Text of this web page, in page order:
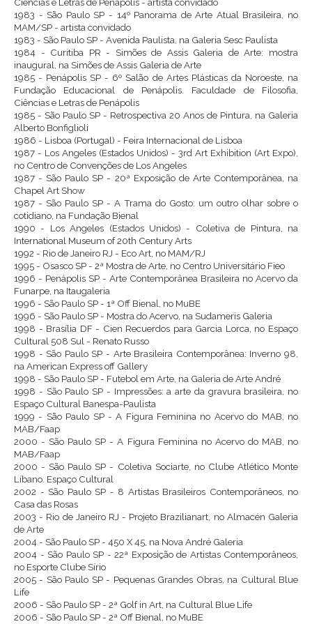
1983 - São Paulo SP - 14º Panorama de Arte Atual Brasileira, no
MAM/SP - artista convidado
1983 - São Paulo SP - Avenida Paulista, na Galeria Sesc Paulista
1984 - Curitiba PR - Simões de Assis Galeria de Arte: mostra
inaugural, na Simões de Assis Galeria de Arte
1985 - Penápolis SP - 6º Salão de Artes Plásticas da Noroeste, na
Fundação Educacional de Penápolis. Faculdade de Filosofia,
Ciências e Letras de Penápolis
1985 - São Paulo SP - Retrospectiva 20 Anos de Pintura, na Galeria
Alberto Bonfiglioli
1986 - Lisboa (Portugal) - Feira Internacional de Lisboa
1987 - Los Angeles (Estados Unidos) - 3rd Art Exhibition (Art Expo),
no Centro de Convenções de Los Angeles
1987 - São Paulo SP - 20ª Exposição de Arte Contemporânea, na
Chapel Art Show
1987 - São Paulo SP - A Trama do Gosto: um outro olhar sobre o
cotidiano, na Fundação Bienal
1990 - Los Angeles (Estados Unidos) - Coletiva de Pintura, na
International Museum of 20th Century Arts
1992 - Rio de Janeiro RJ - Eco Art, no MAM/RJ
1995 - Osasco SP - 2ª Mostra de Arte, no Centro Universitário Fieo
1996 - Penápolis SP - Arte Contemporânea Brasileira no Acervo da
Funarpe, na Itaugaleria
1996 - São Paulo SP - 1ª Off Bienal, no MuBE
1996 - São Paulo SP - Mostra do Acervo, na Sudameris Galeria
1998 - Brasília DF - Cien Recuerdos para Garcia Lorca, no Espaço
Cultural 508 Sul - Renato Russo
1998 - São Paulo SP - Arte Brasileira Contemporânea: Inverno 98,
na American Express off Gallery
1998 - São Paulo SP - Futebol em Arte, na Galeria de Arte André
1998 - São Paulo SP - Impressões: a arte da gravura brasileira, no
Espaço Cultural Banespa-Paulista
1999 - São Paulo SP - A Figura Feminina no Acervo do MAB, no
MAB/Faap
2000 - São Paulo SP - A Figura Feminina no Acervo do MAB, no
MAB/Faap
2000 - São Paulo SP - Coletiva Sociarte, no Clube Atlético Monte
Líbano. Espaço Cultural
2002 - São Paulo SP - 8 Artistas Brasileiros Contemporâneos, no
Casa das Rosas
2003 - Rio de Janeiro RJ - Projeto Brazilianart, no Almacén Galeria
de Arte
2004 - São Paulo SP - 450 X 45, na Nova André Galeria
2004 - São Paulo SP - 22ª Exposição de Artistas Contemporâneos,
no Esporte Clube Sírio
2005 - São Paulo SP - Pequenas Grandes Obras, na Cultural Blue
Life
2006 - São Paulo SP - 2ª Golf in Art, na Cultural Blue Life
2006 - São Paulo SP - 2ª Off Bienal, no MuBE